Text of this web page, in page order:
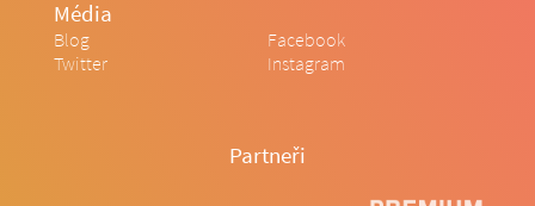
Média
Blog
Facebook
Twitter
Instagram
Partneři